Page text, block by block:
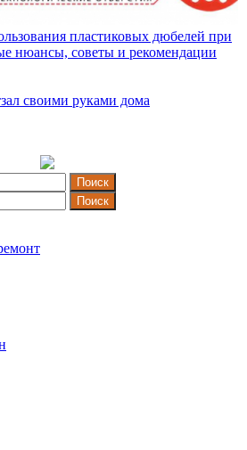
пластиковых дюбелей при
нюансы, советы и рекомендации
своими руками дома